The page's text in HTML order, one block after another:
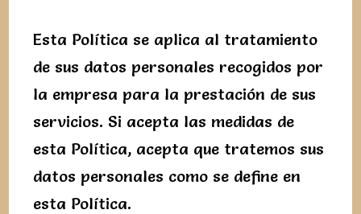
Esta Política se aplica al tratamiento
de sus datos personales recogidos por
la empresa para la prestación de sus
servicios. Si acepta las medidas de
esta Política, acepta que tratemos sus
datos personales como se define en
esta Política.